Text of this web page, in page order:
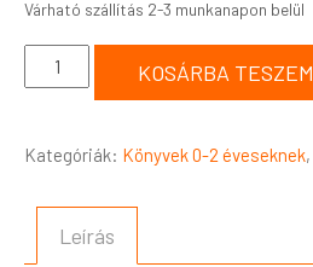
KOSÁRBA TESZEM
Kategóriák: Könyvek 0-2 éveseknek,
Leírás